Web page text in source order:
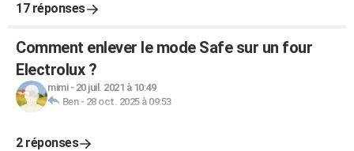
17 réponses
Comment enlever le mode Safe sur un four
Electrolux ?
mimi- 20 juil. 2021 à 10:49
Ben- 28 oct. 2025 à 09:53
2 réponses